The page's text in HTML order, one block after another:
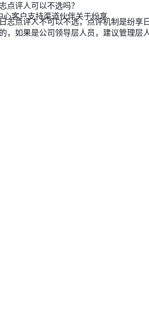
心客户支持渠道伙伴关于纷享
点评人可以不选吗？
志点评人不可以不选，点评机制是纷
，如果是公司领导层人员，建议管理层